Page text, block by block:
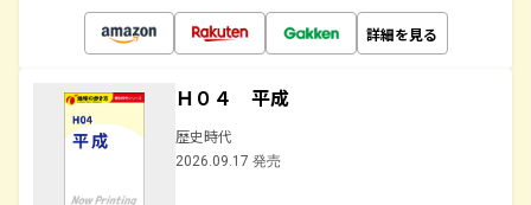
詳細を見る
Ｈ０４ 平成
歴史時代
2026.09.17 発売